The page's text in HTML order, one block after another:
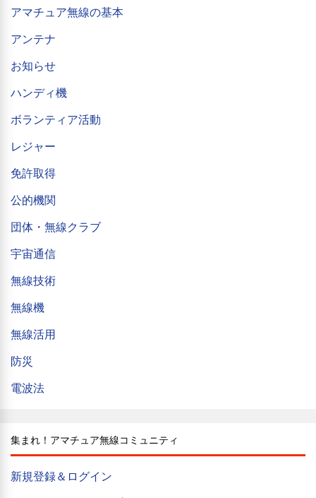
アマチュア無線の基本
アンテナ
お知らせ
ハンディ機
ボランティア活動
レジャー
免許取得
公的機関
団体・無線クラブ
宇宙通信
無線技術
無線機
無線活用
防災
電波法
集まれ！アマチュア無線コミュニティ
新規登録＆ログイン